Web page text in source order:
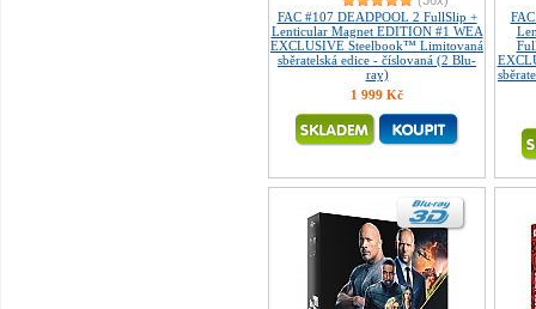
FAC #107 DEADPOOL 2 FullSlip +
Lenticular Magnet EDITION #1 WEA
EXCLUSIVE Steelbook™ Limitovaná
sběratelská edice - číslovaná (2 Blu-
ray)
1 999 Kč